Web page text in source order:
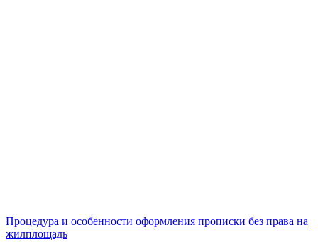
Процедура и особенности оформления прописки без права на
жилплощадь